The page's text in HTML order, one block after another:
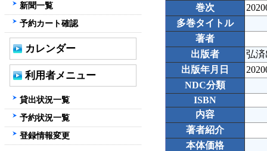
巻次
多巻タイトル
著者
出版者
弘
出版年月日
NDC分類
ISBN
内容
著者紹介
本体価格
新聞一覧
予約カート確認
カレンダー
利用者メニュー
貸出状況一覧
予約状況一覧
登録情報変更